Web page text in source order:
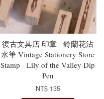
復古文具店 印章 - 鈴蘭花沾
水筆 Vintage Stationery Store
Stamp - Lily of the Valley Dip
Pen
NT$ 135